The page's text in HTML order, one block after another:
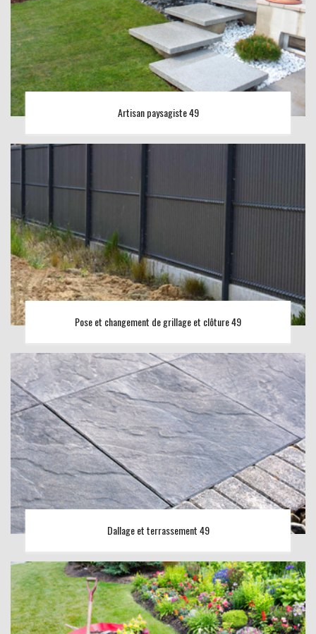
Artisan paysagiste 49
Pose et changement de grillage et clôture 49
Dallage et terrassement 49